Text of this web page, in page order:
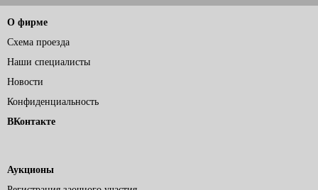
О фирме
Схема проезда
Наши специалисты
Новости
Конфиденциальность
ВКонтакте
Аукционы